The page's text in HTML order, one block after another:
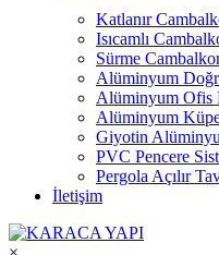
Katlanır
Isıcamlı
Sürme
Alüminyum
Alüminyum Ofis
Alüminyum
Giyotin
PVC Pencere
Pergola Açılır
İletişim